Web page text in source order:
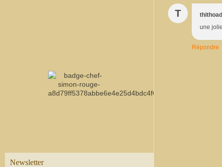
Newsletter
T
thithoad
une
Répondre